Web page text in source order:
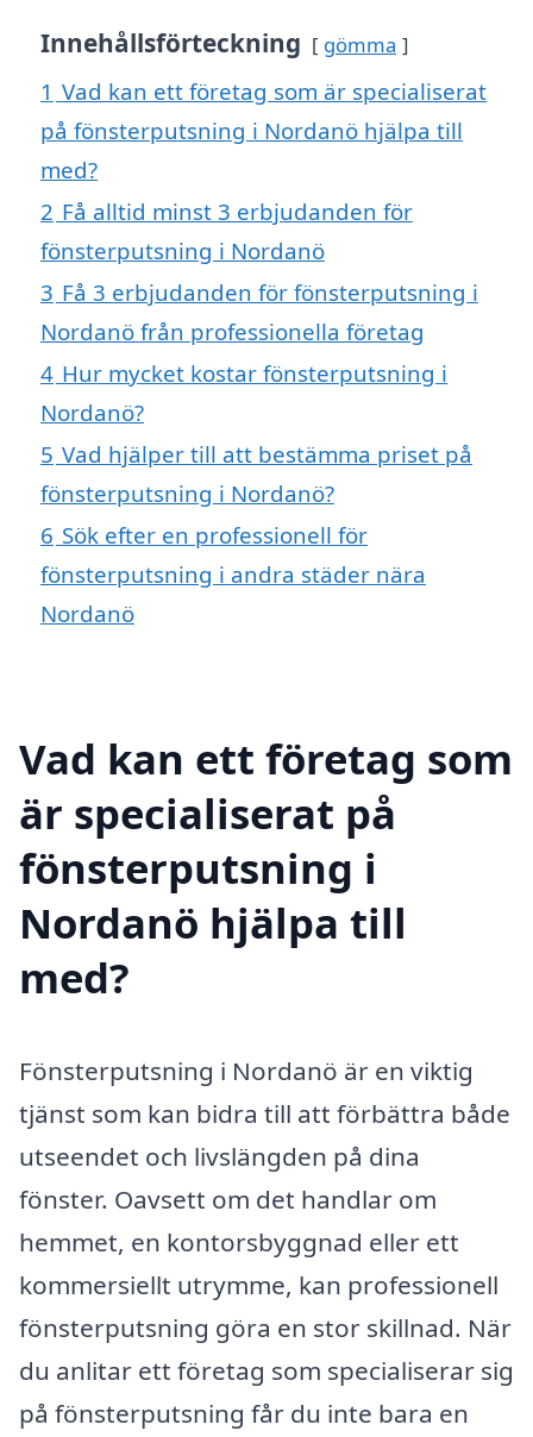
Innehållsförteckning gömma
1 Vad kan ett företag som är specialiserat
på fönsterputsning i Nordanö hjälpa till
med?
2 Få alltid minst 3 erbjudanden för
fönsterputsning i Nordanö
3 Få 3 erbjudanden för fönsterputsning i
Nordanö från professionella företag
4 Hur mycket kostar fönsterputsning i
Nordanö?
5 Vad hjälper till att bestämma priset på
fönsterputsning i Nordanö?
6 Sök efter en professionell för
fönsterputsning i andra städer nära
Nordanö
Vad kan ett företag som
är specialiserat på
fönsterputsning i
Nordanö hjälpa till
med?
Fönsterputsning i Nordanö är en viktig
tjänst som kan bidra till att förbättra både
utseendet och livslängden på dina
fönster. Oavsett om det handlar om
hemmet, en kontorsbyggnad eller ett
kommersiellt utrymme, kan professionell
fönsterputsning göra en stor skillnad. När
du anlitar ett företag som specialiserar sig
på fönsterputsning får du inte bara en